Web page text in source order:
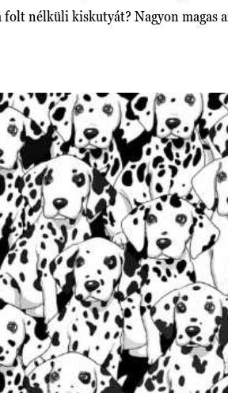
nélküli kiskutyát? Nagyon magas